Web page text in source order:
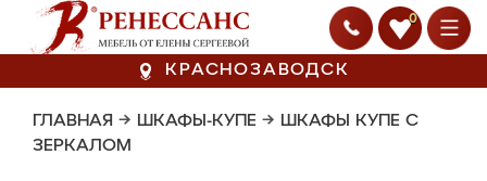
0
КРАСНОЗАВОДСК
ГЛАВНАЯ → ШКАФЫ-КУПЕ → ШКАФЫ КУПЕ С
ЗЕРКАЛОМ